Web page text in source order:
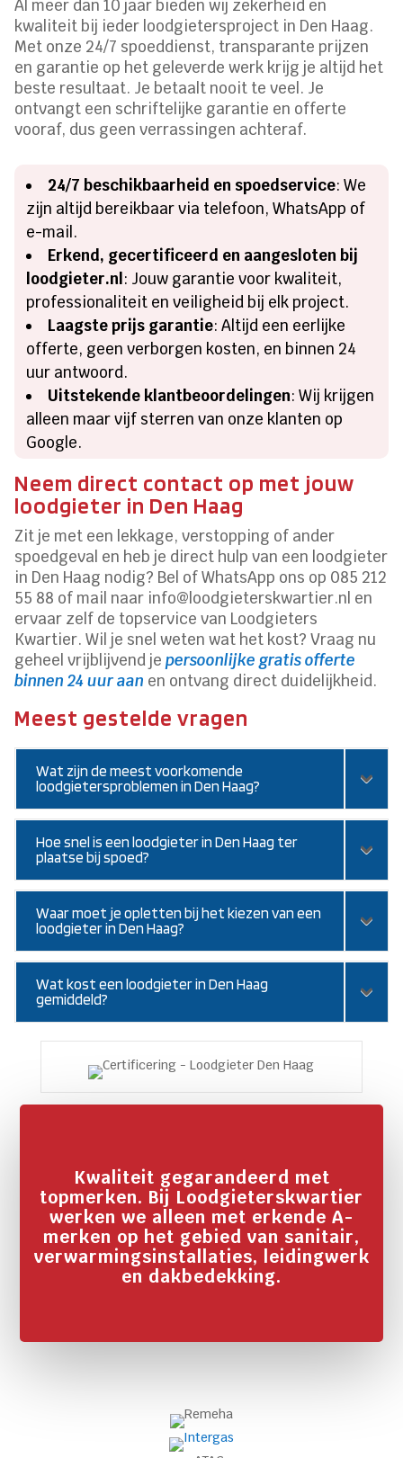
Al meer dan 10 jaar bieden wij zekerheid en
kwaliteit bij ieder loodgietersproject in Den Haag.
Met onze 24/7 spoeddienst, transparante prijzen
en garantie op het geleverde werk krijg je altijd het
beste resultaat. Je betaalt nooit te veel. Je
ontvangt een schriftelijke garantie en offerte
vooraf, dus geen verrassingen achteraf.
24/7 beschikbaarheid en spoedservice: We
zijn altijd bereikbaar via telefoon, WhatsApp of
e-mail.
Erkend, gecertificeerd en aangesloten bij
loodgieter.nl : Jouw garantie voor kwaliteit,
professionaliteit en veiligheid bij elk project.
Laagste prijs garantie: Altijd een eerlijke
offerte, geen verborgen kosten, en binnen 24
uur antwoord.
Uitstekende klantbeoordelingen: Wij krijgen
alleen maar vijf sterren van onze klanten op
Google.
Neem direct contact op met jouw
loodgieter in Den Haag
Zit je met een lekkage, verstopping of ander
spoedgeval en heb je direct hulp van een loodgieter
in Den Haag nodig? Bel of WhatsApp ons op 085 212
55 88 of mail naar info@loodgieterskwartier.nl en
ervaar zelf de topservice van Loodgieters
Kwartier. Wil je snel weten wat het kost? Vraag nu
geheel vrijblijvend jepersoonlijke gratis offerte
binnen 24 uur aan en ontvang direct duidelijkheid.
Meest gestelde vragen
Wat zijn de meest voorkomende
loodgietersproblemen in Den Haag?
Hoe snel is een loodgieter in Den Haag ter
plaatse bij spoed?
Waar moet je opletten bij het kiezen van een
loodgieter in Den Haag?
Wat kost een loodgieter in Den Haag
gemiddeld?
Kwaliteit gegarandeerd met
topmerken. Bij Loodgieterskwartier
werken we alleen met erkende A-
merken op het gebied van sanitair,
verwarmingsinstallaties, leidingwerk
en dakbedekking.